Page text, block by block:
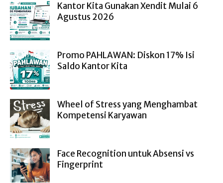
Kantor Kita Gunakan Xendit Mulai 6
Agustus 2026
Promo PAHLAWAN: Diskon 17% Isi
Saldo Kantor Kita
Wheel of Stress yang Menghambat
Kompetensi Karyawan
Face Recognition untuk Absensi vs
Fingerprint